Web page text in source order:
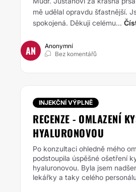
mě udělal opravdu šťastnější.
spokojená. Děkuji celému...
AN
Anonymní
Bez komentářů
INJEKČNÍ VÝPLNĚ
RECENZE - OMLAZENÍ
HYALURONOVOU
Po konzultaci ohledně mého
podstoupila úspěšné ošetření
hyaluronovou. Byla jsem
lekářky a taky celého